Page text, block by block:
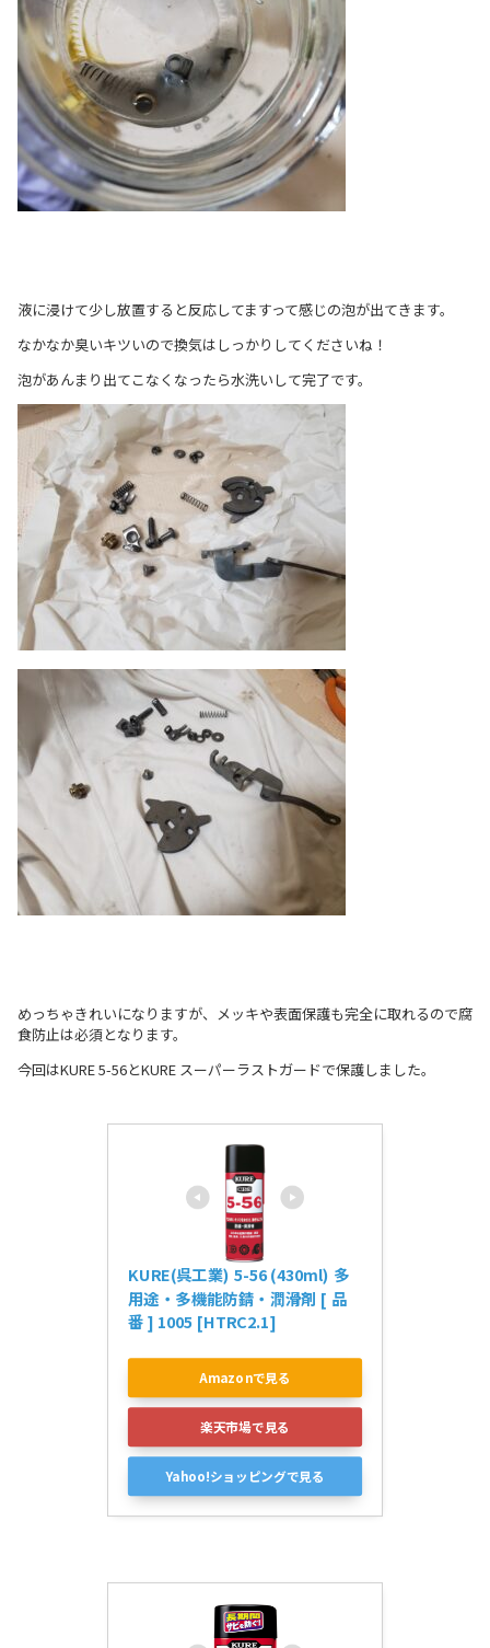
液に浸けて少し放置すると反応してますって感じの泡が出てきます。
なかなか臭いキツいので換気はしっかりしてくださいね！
泡があんまり出てこなくなったら水洗いして完了です。
めっちゃきれいになりますが、メッキや表面保護も完全に取れるので腐
食防止は必須となります。
今回はKURE 5-56とKURE スーパーラストガードで保護しました。
KURE(呉工業) 5-56 (430ml) 多
用途・多機能防錆・潤滑剤 [ 品
番 ] 1005 [HTRC2.1]
Amazonで見る
楽天市場で見る
Yahoo!ショッピングで見る